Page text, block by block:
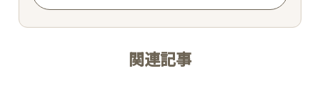
ACCESS /
RESERVATION
関連記事